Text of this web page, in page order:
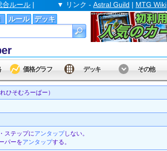
ルール デッキ
合ルール | ▼ リンク - Astral Guild | MTG Wiki
価格グラフ デッキ その他
ひそむろーぱー）
ステップにアンタップしない。
パーをアンタップする。